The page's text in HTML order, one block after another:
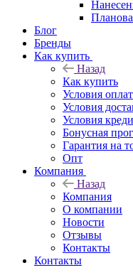
Блог
Бренды
Как купить
Назад
Как купить
Условия
Условия
Условия
Бонусная
Гарантия на
Опт
Компания
Назад
Компания
О компании
Новости
Отзывы
Контакты
Контакты